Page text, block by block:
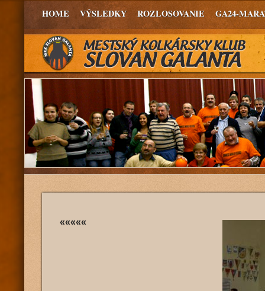
HOME VÝSLEDKY ROZLOSOVANIE GA24-
«««««